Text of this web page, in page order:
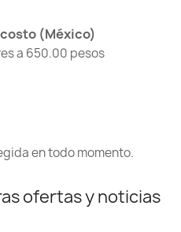
(México)
a 650.00 pesos
en todo momento.
ofertas y noticias